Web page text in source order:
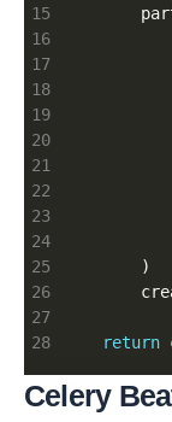
15
16
17
18
19
20
21
23
24
25
26
27
28
return
Celery